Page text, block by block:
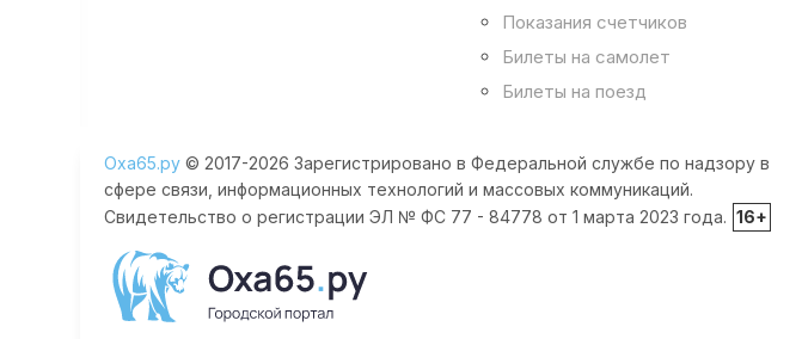
Показания счетчиков
Билеты на самолет
Билеты на поезд
Оха65.ру © 2017-2026 Зарегистрировано в Федеральной службе по надзору в
сфере связи, информационных технологий и массовых коммуникаций.
Свидетельство о регистрации ЭЛ № ФС 77 - 84778 от 1 марта 2023 года. 16+